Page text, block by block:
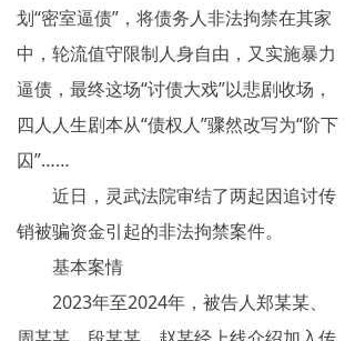
死人事件
传销的种类
南派传销
北派传销
划“密室逼债”，将债务人非法拘禁在其家
中，轮流值守限制人身自由，又实施暴力
逼债，最终这场“讨债大戏”以悲剧收场，
四人人生剧本从“债权人”骤然改写为“阶下
囚”……
近日，灵武法院审结了两起因追讨传
销被骗资金引起的非法拘禁案件。
基本案情
2023年至2024年，被告人郑某某、